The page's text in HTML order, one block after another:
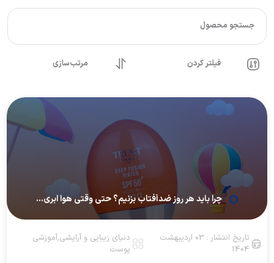
جستجو محصول
فیلتر کردن مرتب‌سازی
چرا باید هر روز ضدآفتاب بزنیم؟ حتی وقتی هوا ابری...
تاریخ انتشار : 03 اردیبهشت
1404
دنیای زیبایی و آرایشی,آموزشی
پوست